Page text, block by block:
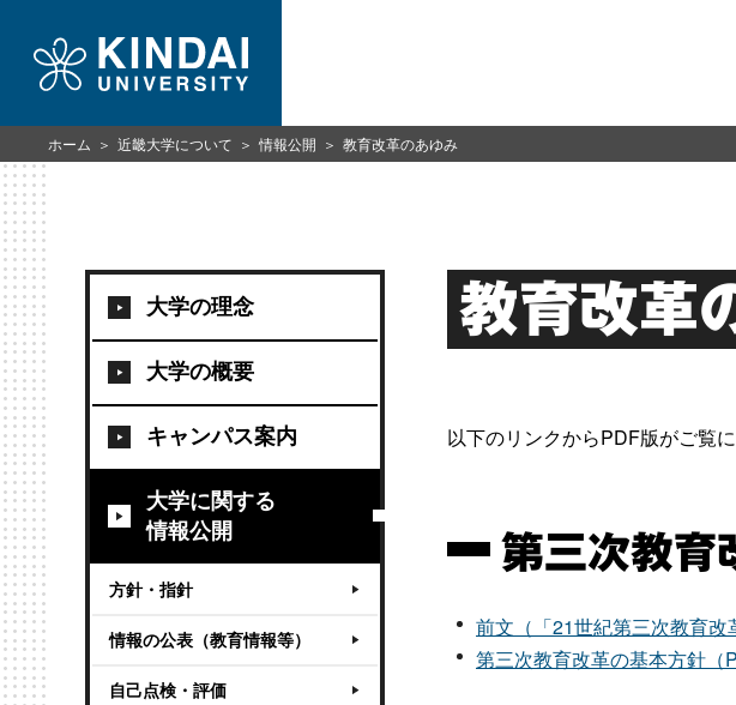
大学の理念
大学の概要
キャンパス案内
大学に関する
情報公開
方針・指針
情報の公表（教育情報等）
自己点検・評価
教育改革
以下のリンクからPDF版がご覧に
第三次教育
前文（「21世紀第三次教育改
第三次教育改革の基本方針（
ホーム 近畿大学について 情報公開 教育改革のあゆみ